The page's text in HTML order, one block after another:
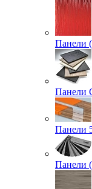
Панели
Панели
Панели
Панели